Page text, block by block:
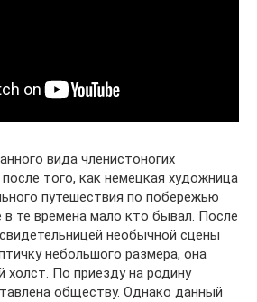
вида членистоногих
того, как немецкая художница
путешествия по побережью
те времена мало кто бывал. После
необычной сцены
небольшого размера, она
холст. По приезду на родину
обществу. Однако данный